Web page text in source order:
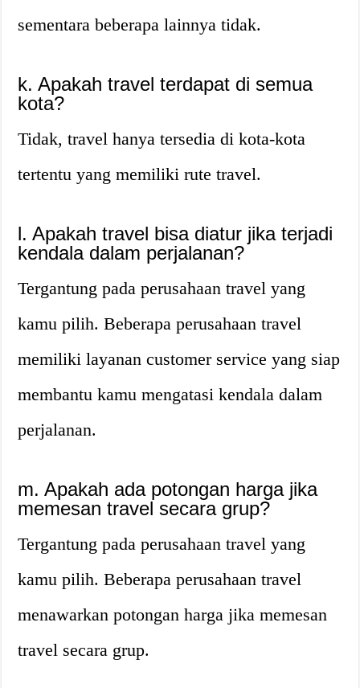
sementara beberapa lainnya tidak.
k. Apakah travel terdapat di semua
kota?
Tidak, travel hanya tersedia di kota-kota
tertentu yang memiliki rute travel.
l. Apakah travel bisa diatur jika terjadi
kendala dalam perjalanan?
Tergantung pada perusahaan travel yang
kamu pilih. Beberapa perusahaan travel
memiliki layanan customer service yang siap
membantu kamu mengatasi kendala dalam
perjalanan.
m. Apakah ada potongan harga jika
memesan travel secara grup?
Tergantung pada perusahaan travel yang
kamu pilih. Beberapa perusahaan travel
menawarkan potongan harga jika memesan
travel secara grup.